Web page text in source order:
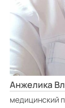
Анжелика
медицинский